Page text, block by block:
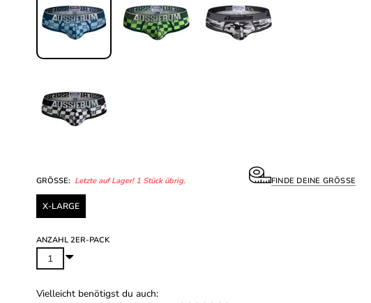
GRÖSSE: Letzte auf Lager! 1 Stück übrig. FINDE DEINE GRÖSSE
X-LARGE
ANZAHL 2ER-PACK
Vielleicht benötigst du auch: